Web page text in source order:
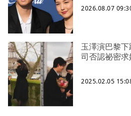
2026.08.07
玉澤演巴黎
司否認祕密求
2025.02.05